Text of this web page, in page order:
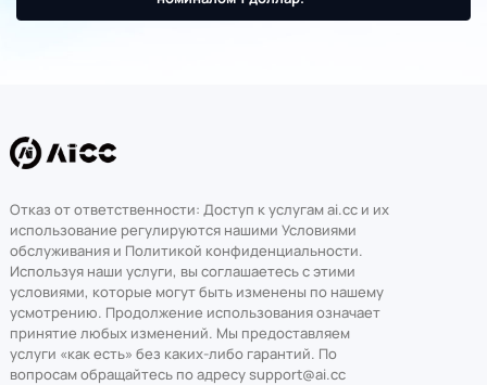
Отказ от ответственности: Доступ к услугам ai.cc и их
использование регулируются нашими Условиями
обслуживания и Политикой конфиденциальности.
Используя наши услуги, вы соглашаетесь с этими
условиями, которые могут быть изменены по нашему
усмотрению. Продолжение использования означает
принятие любых изменений. Мы предоставляем
услуги «как есть» без каких-либо гарантий. По
вопросам обращайтесь по адресу support@ai.cc